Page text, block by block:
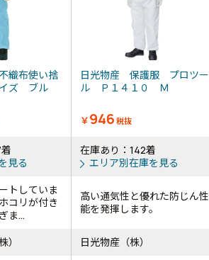
織布使い捨
ズ ブル
日光物産 保護服 プロツー
ル Ｐ１４１０ Ｍ
￥946 税抜
見る
在庫あり：142着
エリア別在庫を見る
トしていま
コリが付き
ま...
高い通気性と優れた防じん性
能を発揮します。
） 日光物産（株）